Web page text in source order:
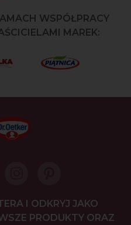
WSPÓŁPRACY
MAREK:
I ODKRYJ JAKO
PRODUKTY ORAZ